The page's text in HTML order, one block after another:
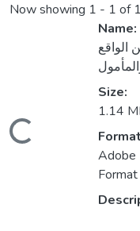
Now showing 1 - 1 of 1
Loading...
Name:
الواقع
Size:
1.14
Adobe
Format